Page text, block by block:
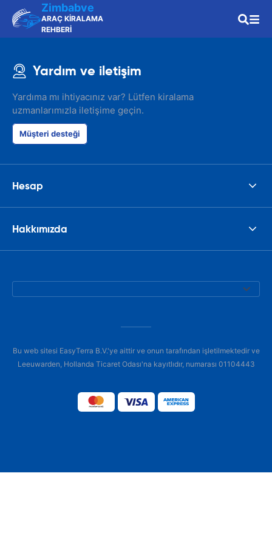
Zimbabve
ARAÇ KİRALAMA
REHBERİ
Yardım ve iletişim
Yardıma mı ihtiyacınız var? Lütfen kiralama
uzmanlarımızla iletişime geçin.
Müşteri desteği
Hesap
Hakkımızda
Bu web sitesi EasyTerra B.V.'ye aittir ve onun tarafından işletilmektedir ve
Leeuwarden, Hollanda Ticaret Odası'na kayıtlıdır, numarası 01104443